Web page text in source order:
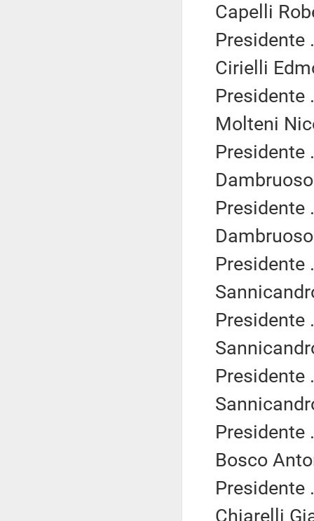
Capelli
Presidente
Cirielli
Presidente
Molteni
Presidente
Presidente
Presidente
Presidente
Presidente
Presidente
Bosco
Presidente
Chiarelli